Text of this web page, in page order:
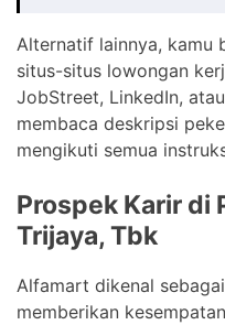
Alternatif lainnya, kamu
situs-situs lowongan
JobStreet, LinkedIn,
membaca deskripsi
mengikuti semua
Prospek Karir di
Trijaya, Tbk
Alfamart dikenal
memberikan